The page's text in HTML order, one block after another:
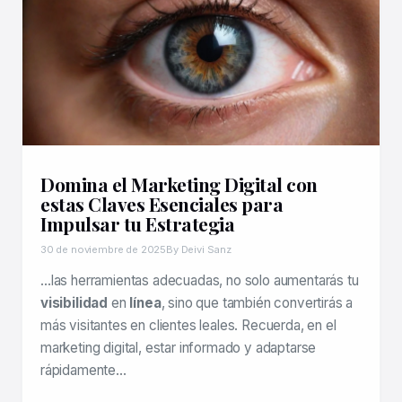
Domina el Marketing Digital con
estas Claves Esenciales para
Impulsar tu Estrategia
30 de noviembre de 2025By Deivi Sanz
…las herramientas adecuadas, no solo aumentarás tu
visibilidad en línea, sino que también convertirás a
más visitantes en clientes leales. Recuerda, en el
marketing digital, estar informado y adaptarse
rápidamente…